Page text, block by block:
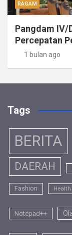
RAGAM
Pangdam IV/
Percepatan
1 bulan ago
Tags
BERITA
DAERAH
Fashion Health
Notepad++